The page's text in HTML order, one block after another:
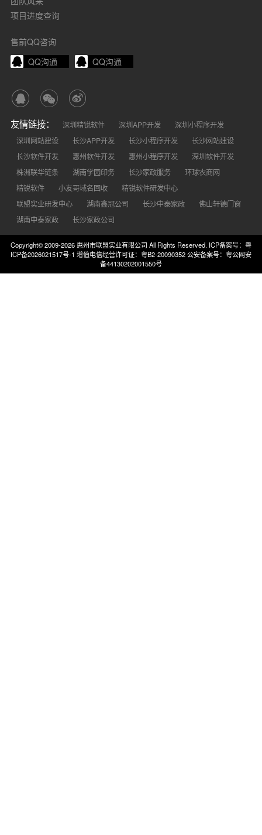
项目进度查询
售前QQ咨询
QQ沟通
QQ沟通
友情链接： 深圳精锐软件 深圳APP开发
深圳小程序开发
深圳网站建设
长沙APP开发 长沙小程序开发
长沙网站建设
长沙软件开发
惠州软件开发 惠州小程序开发
深圳软件开发
株洲联华链条
湖南学园印务 长沙家政服务
环球农商网
精锐软件
小友哥域名回收
精锐软件研发中心
联盟实业研发中心
湖南鑫冠公司 长沙中泰家政
佛山轩德门窗
湖南中泰家政
长沙家政公司
Copyright© 2009-2026 惠州市联盟实业有限公司 All Rights Reserved. ICP备案号：粤
ICP备2026021517号-1 增值电信经营许可证：粤B2-20090352公安备案号：粤公网安
备44130202001550号